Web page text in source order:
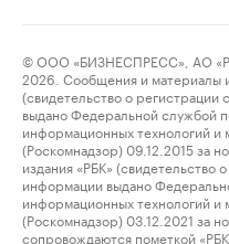
© ООО «БИЗНЕСПРЕСС», АО
2026. Сообщения и материалы
(свидетельство о
выдано Федеральной службой
информационных технологий и
(Роскомнадзор) 09.12.2015 за
издания «РБК» (свидетельство
информации выдано
информационных технологий и
(Роскомнадзор) 03.12.2021 за
сопровождаются пометкой